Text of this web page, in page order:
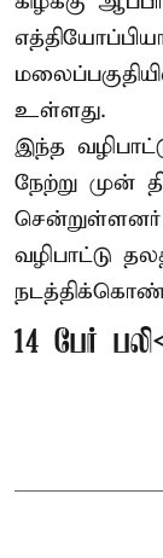
உள்ளது.
இந்த
நேற்று முன்
வழிபாட்டு
14 பேர்